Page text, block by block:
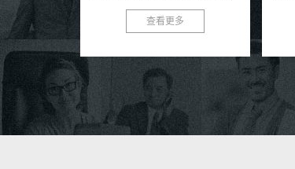
默付出的守护者
旋焊...
多
安全。在众多排水管材中，Q235B螺
旋钢管以其独特的优势，...
查看更多